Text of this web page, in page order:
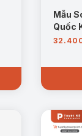
Mẫu
Quốc